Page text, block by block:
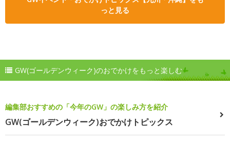
っと見る
GW(ゴールデンウィーク)のおでかけをもっと楽しむ
編集部おすすめの「今年のGW」の楽しみ方を紹介
GW(ゴールデンウィーク)おでかけトピックス